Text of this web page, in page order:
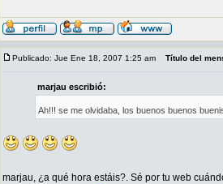
Publicado: Jue Ene 18, 2007 1:25 am Título del
marjau escribió:
Ah!!! se me olvidaba, los buenos buenos
marjau, ¿a qué hora estáis?. Sé por tu web